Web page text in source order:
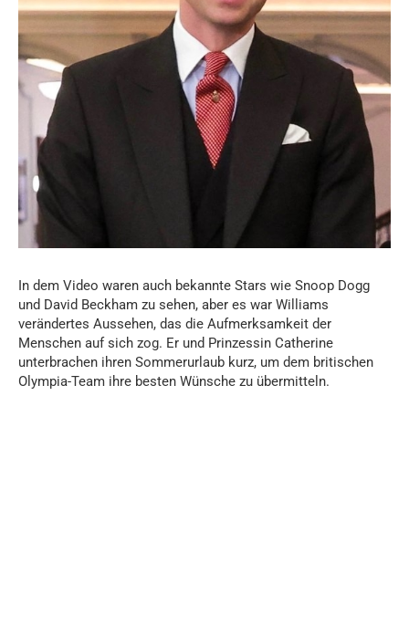
In dem Video waren auch bekannte Stars wie Snoop Dogg
und David Beckham zu sehen, aber es war Williams
verändertes Aussehen, das die Aufmerksamkeit der
Menschen auf sich zog. Er und Prinzessin Catherine
unterbrachen ihren Sommerurlaub kurz, um dem britischen
Olympia-Team ihre besten Wünsche zu übermitteln.